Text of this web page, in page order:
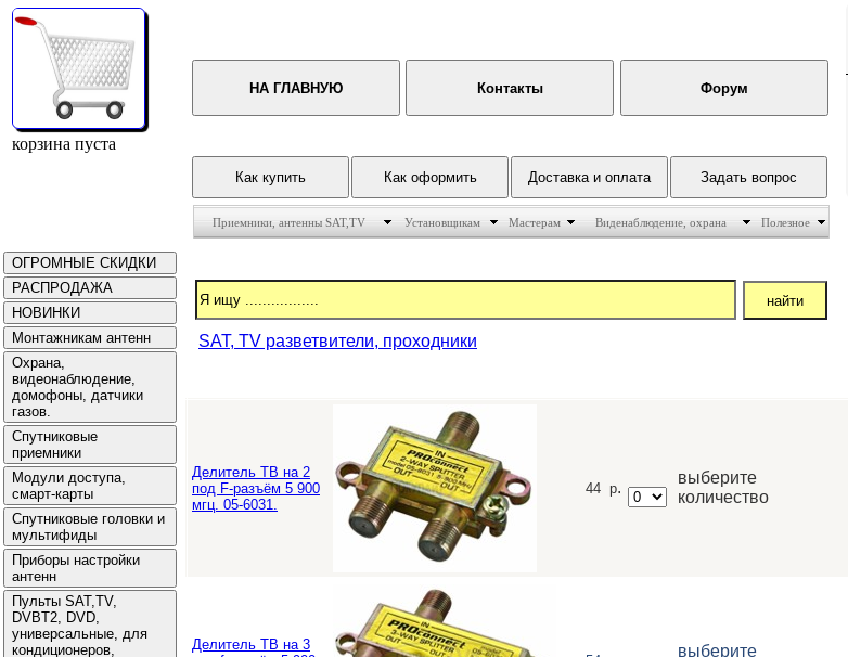
корзина пуста
Приемники, антенны SAT,TV Установщикам Мастерам Виденаблюдение, охрана Полезное
SAT, TV разветвители, проходники
Делитель ТВ на 2
под F-разъём 5 900
мгц. 05-6031.
44 р.
выберите
количество
Делитель ТВ на 3
выберите